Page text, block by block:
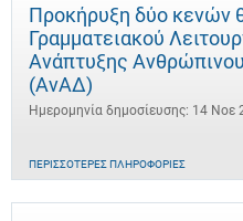
Προκήρυξη δύο κενών
Γραμματειακού
Ανάπτυξης
(ΑνΑΔ)
Ημερομηνία δημοσίευσης: 14 Νοε
ΠΕΡΙΣΣΌΤΕΡΕΣ ΠΛΗΡΟΦΟΡΊΕΣ